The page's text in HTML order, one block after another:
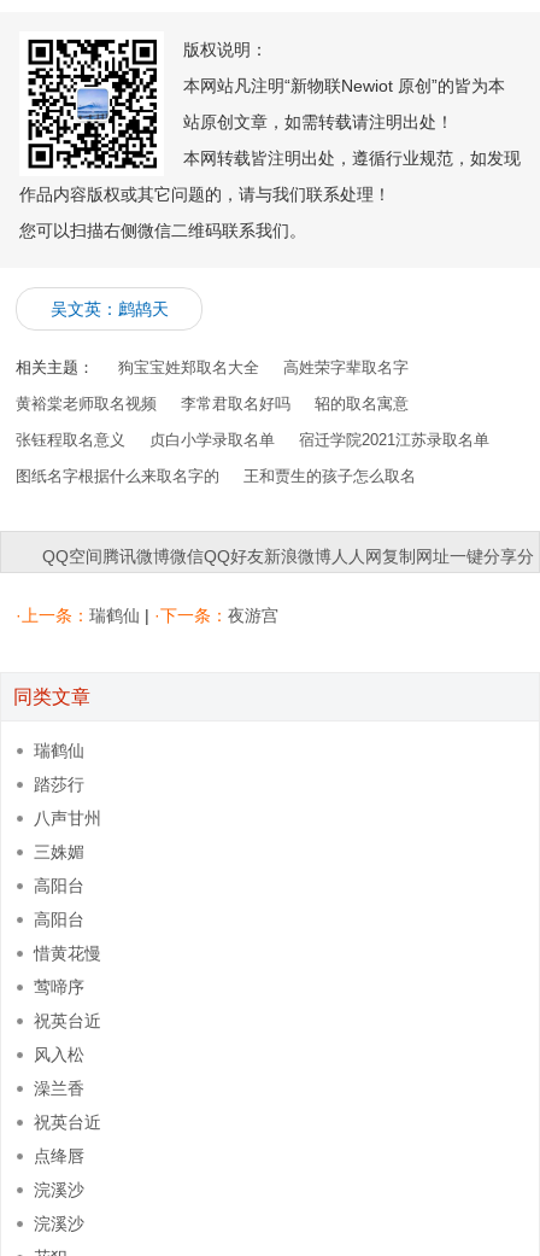
版权说明：
本网站凡注明“新物联Newiot 原创”的皆为本
站原创文章，如需转载请注明出处！
本网转载皆注明出处，遵循行业规范，如发现
作品内容版权或其它问题的，请与我们联系处理！
您可以扫描右侧微信二维码联系我们。
吴文英：鹧鸪天
相关主题： 狗宝宝姓郑取名大全
高姓荣字辈取名字
黄裕棠老师取名视频
李常君取名好吗
轺的取名寓意
张钰程取名意义
贞白小学录取名单
宿迁学院2021江苏录取名单
图纸名字根据什么来取名字的
王和贾生的孩子怎么取名
QQ空间腾讯微博微信QQ好友新浪微博人人网复制网址一键分享分
·上一条：瑞鹤仙 | ·下一条：夜游宫
同类文章
瑞鹤仙
踏莎行
八声甘州
三姝媚
高阳台
高阳台
惜黄花慢
莺啼序
祝英台近
风入松
澡兰香
祝英台近
点绛唇
浣溪沙
浣溪沙